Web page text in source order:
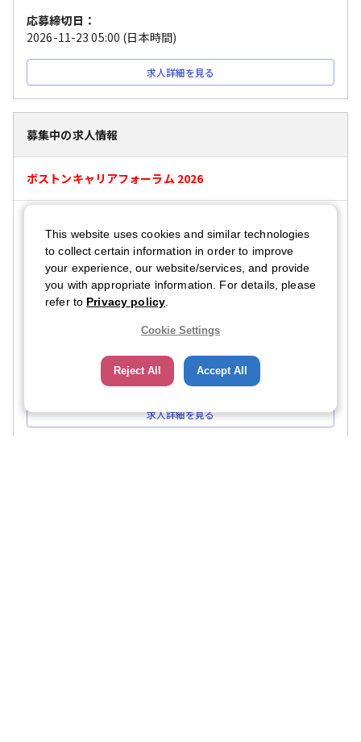
応募締切日：
2026-11-23 05:00 (日本時間)
求人詳細を見る
募集中の求人情報
ボストンキャリアフォーラム 2026
採用対象者：
学生(職務経験なし) 学生(職務経験あり)
必須言語スキル：
2026-11-23 05:00(日本時間)
求人詳細を見る
This website uses cookies and similar technologies
to collect certain information in order to improve
your experience, our website/services, and provide
you with appropriate information. For details, please
refer to Privacy policy
Cookie Settings
Reject All Accept All